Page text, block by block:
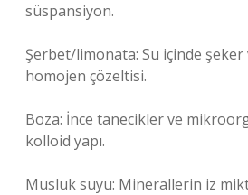
süspansiyon.
Şerbet/limonata: Su içinde
homojen çözeltisi.
Boza: İnce tanecikler ve
kolloid yapı.
Musluk suyu: Minerallerin iz